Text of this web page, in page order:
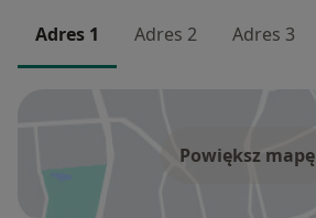
Adres 1 Adres 2 Adres 3
Powiększ mapę